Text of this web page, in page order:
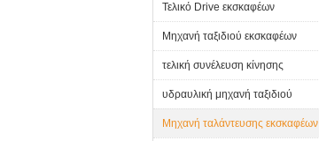
Τελικό Drive εκσκαφέων
Μηχανή ταξιδιού εκσκαφέων
τελική συνέλευση κίνησης
υδραυλική μηχανή ταξιδιού
Μηχανή ταλάντευσης εκσκαφέων